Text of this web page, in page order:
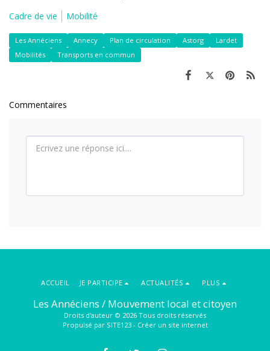
Cadre de vie
Mobilité
Les Annéciens Annecy Plan de circulation Astorg
Lardet
Mobilités
Transports en commun
Commentaires
Les Annéciens / Mouvement local et citoyen
Droits d'auteur © 2026 Tous droits réservés
Propulsé par SITE123- Créer un site internet
ACCUEIL JE PARTICIPE ACTUALITÉS PLUS